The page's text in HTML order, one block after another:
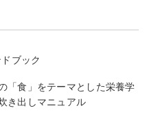
ブック
「食」をテーマとした栄養学
き出しマニュアル